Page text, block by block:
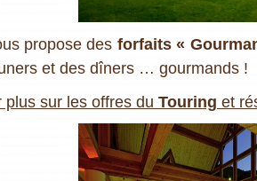
propose des forfaits «
et des dîners … gourmands !
plus sur les offres du Touring et